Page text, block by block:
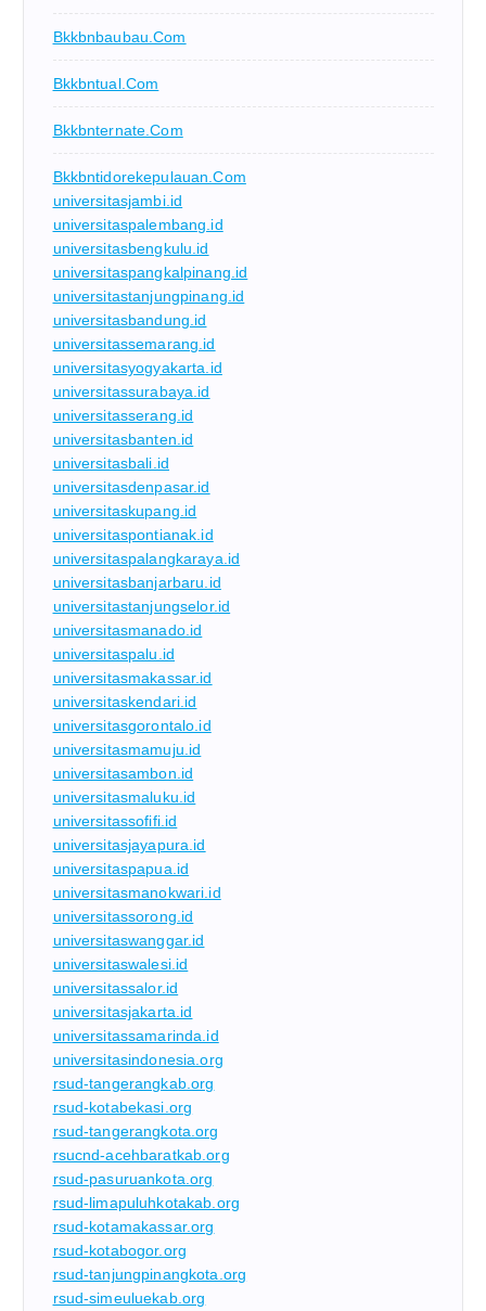
Bkkbnbaubau.com
Bkkbntual.com
Bkkbnternate.com
Bkkbntidorekepulauan.com
universitasjambi.id
universitaspalembang.id
universitasbengkulu.id
universitaspangkalpinang.id
universitastanjungpinang.id
universitasbandung.id
universitassemarang.id
universitasyogyakarta.id
universitassurabaya.id
universitasserang.id
universitasbanten.id
universitasbali.id
universitasdenpasar.id
universitaskupang.id
universitaspontianak.id
universitaspalangkaraya.id
universitasbanjarbaru.id
universitastanjungselor.id
universitasmanado.id
universitaspalu.id
universitasmakassar.id
universitaskendari.id
universitasgorontalo.id
universitasmamuju.id
universitasambon.id
universitasmaluku.id
universitassofifi.id
universitasjayapura.id
universitaspapua.id
universitasmanokwari.id
universitassorong.id
universitaswanggar.id
universitaswalesi.id
universitassalor.id
universitasjakarta.id
universitassamarinda.id
universitasindonesia.org
rsud-tangerangkab.org
rsud-kotabekasi.org
rsud-tangerangkota.org
rsucnd-acehbaratkab.org
rsud-pasuruankota.org
rsud-limapuluhkotakab.org
rsud-kotamakassar.org
rsud-kotabogor.org
rsud-tanjungpinangkota.org
rsud-simeuluekab.org